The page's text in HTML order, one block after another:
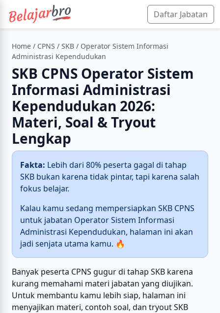
Daftar Jabatan
Home / CPNS / SKB / Operator Sistem Informasi
Administrasi Kependudukan
SKB CPNS Operator Sistem
Informasi Administrasi
Kependudukan 2026:
Materi, Soal & Tryout
Lengkap
Fakta: Lebih dari 80% peserta gagal di tahap
SKB bukan karena tidak pintar, tapi karena salah
fokus belajar.
Kalau kamu sedang mempersiapkan SKB CPNS
untuk jabatan Operator Sistem Informasi
Administrasi Kependudukan, halaman ini akan
jadi senjata utama kamu. 🔥
Banyak peserta CPNS gugur di tahap SKB karena
kurang memahami materi jabatan yang diujikan.
Untuk membantu kamu lebih siap, halaman ini
menyajikan materi, contoh soal, dan tryout SKB